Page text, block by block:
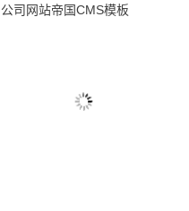
公司网站帝国CMS模板